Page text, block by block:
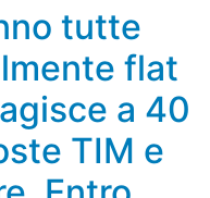
tutte
flat
a 40
TIM e